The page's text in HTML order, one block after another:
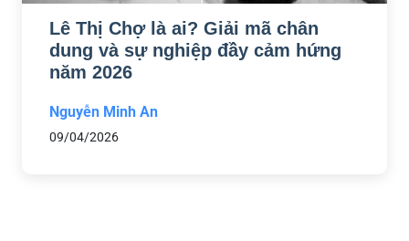
Lê Thị Chợ là ai? Giải mã chân
dung và sự nghiệp đầy cảm hứng
năm 2026
Nguyễn Minh An
09/04/2026